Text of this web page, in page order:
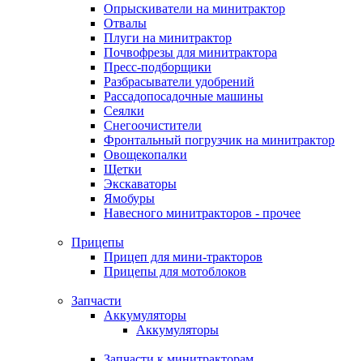
Опрыскиватели на минитрактор
Отвалы
Плуги на минитрактор
Почвофрезы для минитрактора
Пресс-подборщики
Разбрасыватели удобрений
Рассадопосадочные машины
Сеялки
Снегоочистители
Фронтальный погрузчик на минитрактор
Овощекопалки
Щетки
Экскаваторы
Ямобуры
Навесного минитракторов - прочее
Прицепы
Прицеп для мини-тракторов
Прицепы для мотоблоков
Запчасти
Аккумуляторы
Аккумуляторы